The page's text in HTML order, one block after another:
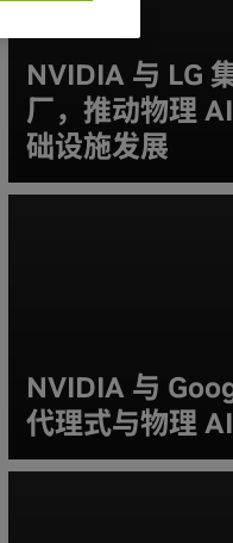
NVIDIA 与 LG
厂，推动物理
础设施发展
NVIDIA 与
代理式与物理